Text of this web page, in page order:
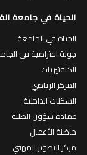
الحياة في جامعة
الحياة في الجامعة
جولة افتراضية في
الكافتيريات
المركز الرياضي
السكنات الداخلية
عمادة شؤون الطلبة
حاضنة الأعمال
مركز التطوير المهني